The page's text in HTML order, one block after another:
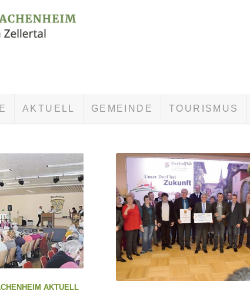
AKTUELL GEMEINDE TOURISMUS
AKTUELL